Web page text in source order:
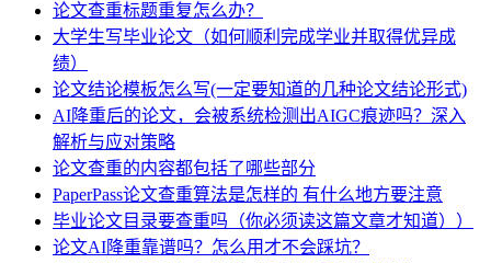
论文查重标题重复怎么办？
大学生写毕业论文（如何顺利完成学业并取得优异成
绩）
论文结论模板怎么写(一定要知道的几种论文结论形式)
AI降重后的论文，会被系统检测出AIGC痕迹吗？深入
解析与应对策略
论文查重的内容都包括了哪些部分
PaperPass论文查重算法是怎样的 有什么地方要注意
毕业论文目录要查重吗（你必须读这篇文章才知道））
论文AI降重靠谱吗？怎么用才不会踩坑？